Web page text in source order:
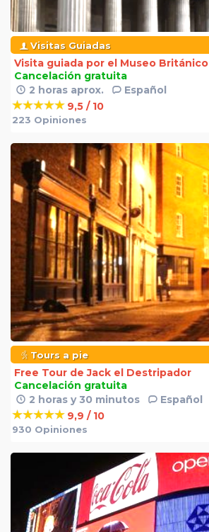
Visitas Guiadas
Visita guiada por el Museo Británico
Cancelación gratuita
2 horas aprox.
Español
9,5 / 10
223 Opiniones
Tours a pie
Free Tour de Jack el Destripador
Cancelación gratuita
2 horas y 30 minutos
Español
9,9 / 10
930 Opiniones